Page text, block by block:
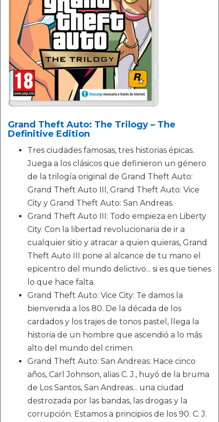
Grand Theft Auto: The Trilogy – The
Definitive Edition
Tres ciudades famosas, tres historias épicas.
Juega a los clásicos que definieron un género
de la trilogía original de Grand Theft Auto:
Grand Theft Auto III, Grand Theft Auto: Vice
City y Grand Theft Auto: San Andreas.
Grand Theft Auto III: Todo empieza en Liberty
City. Con la libertad revolucionaria de ir a
cualquier sitio y atracar a quien quieras, Grand
Theft Auto III pone al alcance de tu mano el
epicentro del mundo delictivo... si es que tienes
lo que hace falta.
Grand Theft Auto: Vice City: Te damos la
bienvenida a los 80. De la década de los
cardados y los trajes de tonos pastel, llega la
historia de un hombre que ascendió a lo más
alto del mundo del crimen.
Grand Theft Auto: San Andreas: Hace cinco
años, Carl Johnson, alias C. J., huyó de la bruma
de Los Santos, San Andreas... una ciudad
destrozada por las bandas, las drogas y la
corrupción. Estamos a principios de los 90. C. J.